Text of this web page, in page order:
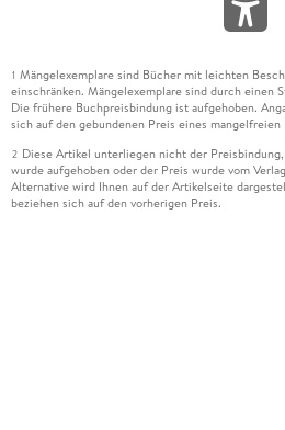
1 Mängelexemplare sind Bücher mit leichten
einschränken. Mängelexemplare sind durch einen
Die frühere Buchpreisbindung ist aufgehoben.
sich auf den gebundenen Preis eines mangelfreien
2 Diese Artikel unterliegen nicht der
wurde aufgehoben oder der Preis wurde vom
Alternative wird Ihnen auf der Artikelseite
beziehen sich auf den vorherigen Preis.